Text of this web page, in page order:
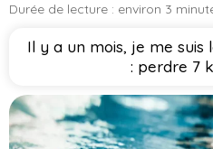
Durée de lecture : environ 3
Il y a un mois, je me suis
: perdre 7